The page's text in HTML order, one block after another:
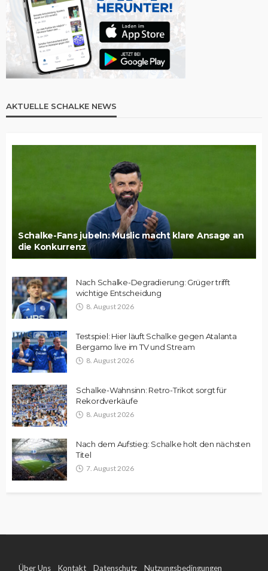
AKTUELLE SCHALKE NEWS
Schalke-Fans jubeln: Muslic macht klare Ansage an
die Konkurrenz
Nach Schalke-Degradierung: Grüger trifft
wichtige Entscheidung
8. August 2026
Testspiel: Hier läuft Schalke gegen Atalanta
Bergamo live im TV und Stream
8. August 2026
Schalke-Wahnsinn: Retro-Trikot sorgt für
Rekordverkäufe
8. August 2026
Nach dem Aufstieg: Schalke holt den nächsten
Titel
7. August 2026
Über Uns Kontakt Datenschutz Nutzungsbedingungen